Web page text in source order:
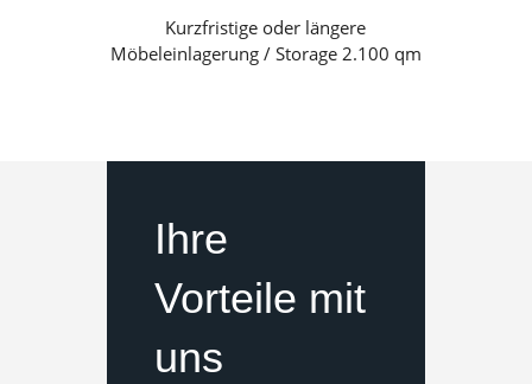
Kurzfristige oder längere
Möbeleinlagerung / Storage 2.100 qm
Ihre
Vorteile mit
uns